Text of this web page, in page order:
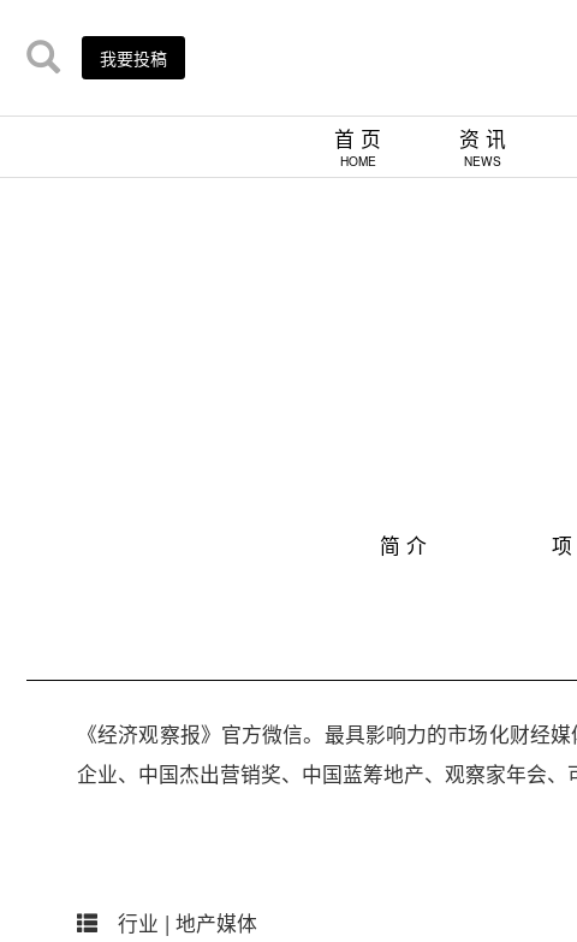
我要投稿
首 页
HOME
资 讯
NEWS
简 介 项
《经济观察报》官方微信。最具影响力的市场化财经
企业、中国杰出营销奖、中国蓝筹地产、观察家年会
行业 | 地产媒体